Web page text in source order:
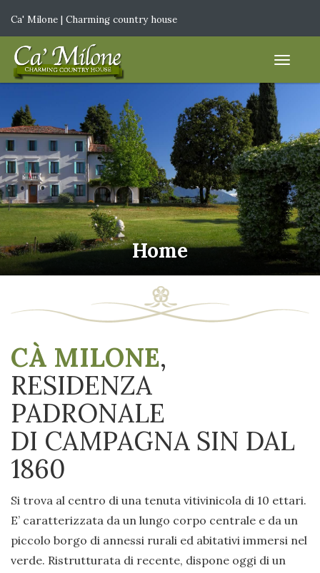
Ca' Milone | Charming country house
Home
CÀ MILONE,
RESIDENZA
PADRONALE
DI CAMPAGNA SIN DAL
1860
Si trova al centro di una tenuta vitivinicola di 10 ettari.
E’ caratterizzata da un lungo corpo centrale e da un
piccolo borgo di annessi rurali ed abitativi immersi nel
verde. Ristrutturata di recente, dispone oggi di un